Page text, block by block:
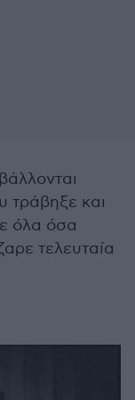
τράβηξε και
όλα όσα
τελευταία